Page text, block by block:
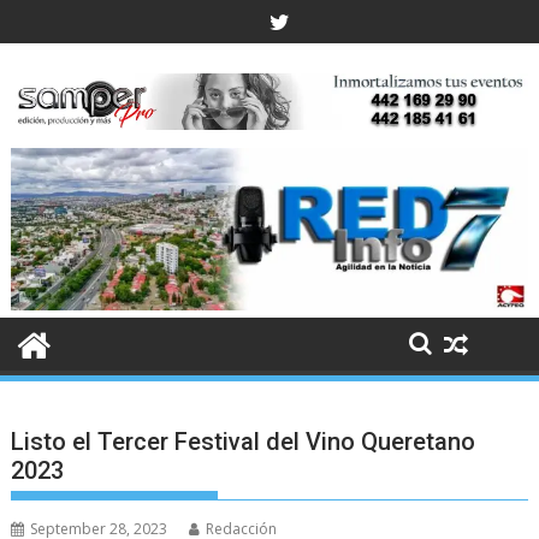
to
Listo el Tercer Festival del Vino Queretano
2023
September 28, 2023 Redacción